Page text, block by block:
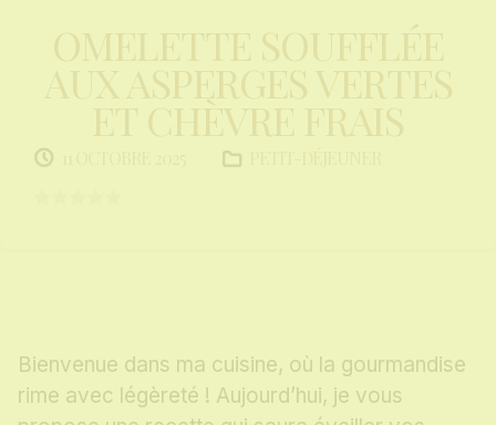
OMELETTE SOUFFLÉE
AUX ASPERGES VERTES
ET CHÈVRE FRAIS
Bienvenue dans ma cuisine, où la gourmandise
rime avec légèreté ! Aujourd’hui, je vous